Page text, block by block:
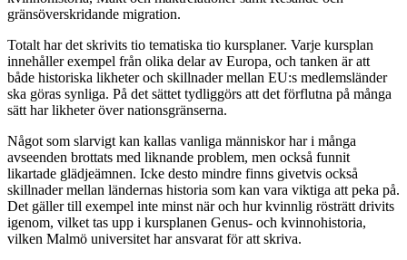
gränsöverskridande migration.
Totalt har det skrivits tio tematiska tio kursplaner. Varje kursplan
innehåller exempel från olika delar av Europa, och tanken är att
både historiska likheter och skillnader mellan EU:s medlemsländer
ska göras synliga. På det sättet tydliggörs att det förflutna på många
sätt har likheter över nationsgränserna.
Något som slarvigt kan kallas vanliga människor har i många
avseenden brottats med liknande problem, men också funnit
likartade glädjeämnen. Icke desto mindre finns givetvis också
skillnader mellan ländernas historia som kan vara viktiga att peka på.
Det gäller till exempel inte minst när och hur kvinnlig rösträtt drivits
igenom, vilket tas upp i kursplanen Genus- och kvinnohistoria,
vilken Malmö universitet har ansvarat för att skriva.